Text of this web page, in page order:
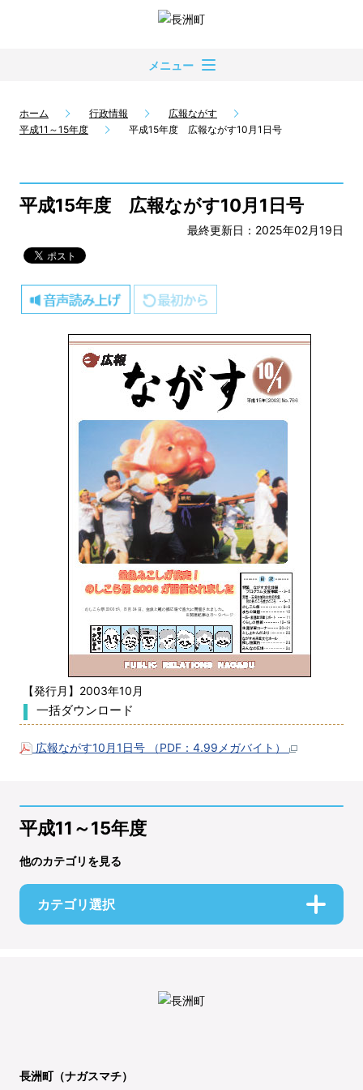
メニュー
ホーム 行政情報
広報ながす
平成11～15年度
平成15年度 広報ながす10月1日号
平成15年度 広報ながす10月1日号
最終更新日：2025年02月19日
【発行月】2003年10月
一括ダウンロード
広報ながす10月1日号 （PDF：4.99メガバイト）
平成11～15年度
他のカテゴリを見る
カテゴリ選択
長洲町（ナガスマチ）